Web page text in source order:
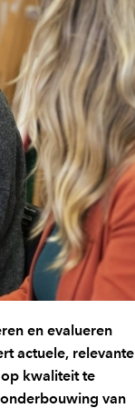
en evalueren
actuele, relevante
kwaliteit te
van